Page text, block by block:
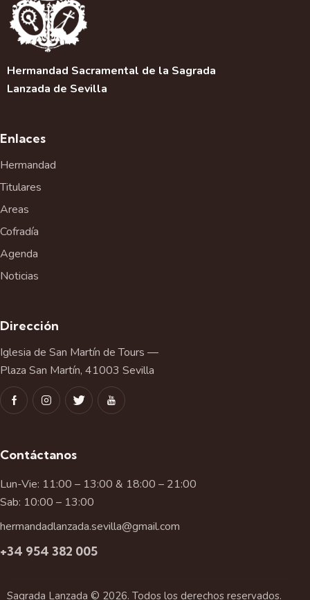
Hermandad Sacramental de la Sagrada
Lanzada de Sevilla
Enlaces
Hermandad
Titulares
Areas
Cofradía
Agenda
Noticias
Dirección
Iglesia de San Martín de Tours —
Plaza San Martín, 41003 Sevilla
Contáctanos
Lun-Vie: 11:00 – 13:00 & 18:00 – 21:00
Sab: 10:00 – 13:00
hermandadlanzada.sevilla@gmail.com
+34 954 382 005
Sagrada Lanzada © 2026. Todos los derechos reservados.